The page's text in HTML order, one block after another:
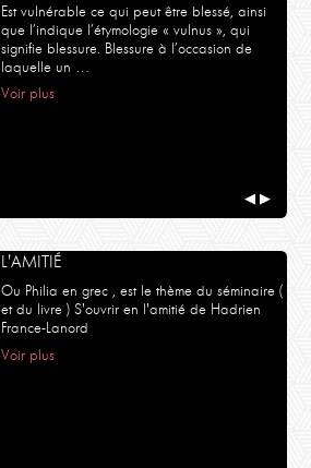
Est vulnérable ce qui peut être blessé, ainsi
que l’indique l’étymologie « vulnus », qui
signifie blessure. Blessure à l’occasion de
laquelle un …
Voir plus
◀ ▶
L'AMITIÉ
Ou Philia en grec , est le thème du séminaire (
et du livre ) S'ouvrir en l'amitié de Hadrien
France-Lanord
Voir plus